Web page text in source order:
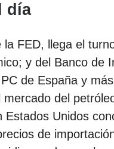
día
FED, llega el
y del Banco de
de España y
del
Estados Unidos
de